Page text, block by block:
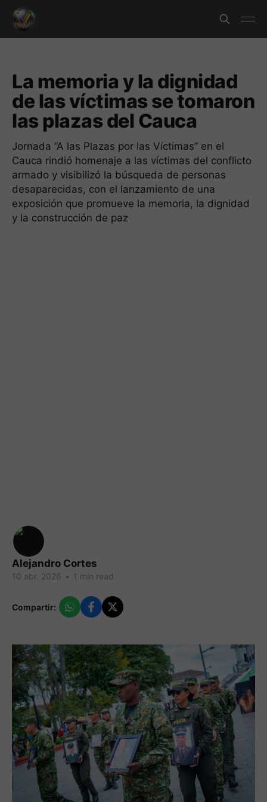
La memoria y la dignidad
de las víctimas se tomaron
las plazas del Cauca
Jornada “A las Plazas por las Víctimas” en el
Cauca rindió homenaje a las víctimas del conflicto
armado y visibilizó la búsqueda de personas
desaparecidas, con el lanzamiento de una
exposición que promueve la memoria, la dignidad
y la construcción de paz
Alejandro Cortes
10 abr. 2026 • 1 min read
Compartir: